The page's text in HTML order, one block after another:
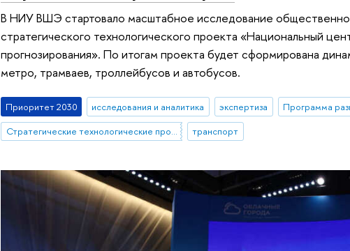
В НИУ ВШЭ стартовало масштабное исследование
стратегического технологического проекта «Национальный
прогнозирования». По итогам проекта будет сформирована
метро, трамваев, троллейбусов и автобусов.
Приоритет 2030 исследования и аналитика экспертиза Программа
Стратегические технологические проекты
транспорт